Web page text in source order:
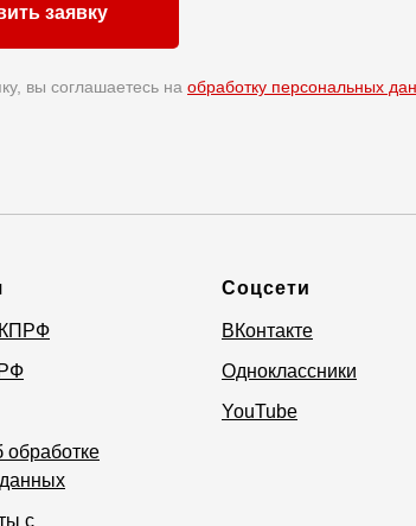
заявку
вы соглашаетесь на обработку персональных
КПРФ
с
Соцсети
ВКонтакте
Одноклассники
YouTube